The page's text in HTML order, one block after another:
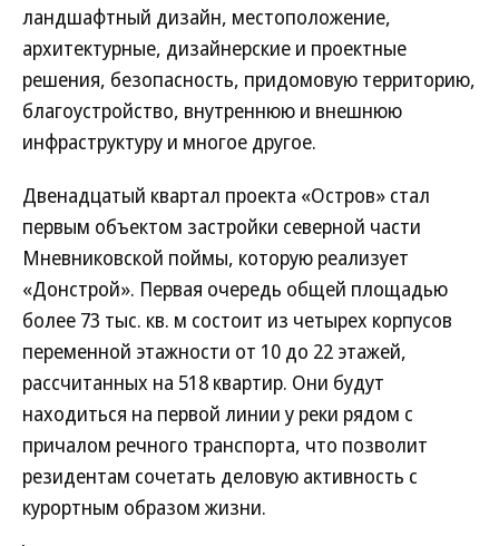
ландшафтный дизайн, местоположение,
архитектурные, дизайнерские и проектные
решения, безопасность, придомовую территорию,
благоустройство, внутреннюю и внешнюю
инфраструктуру и многое другое.
Двенадцатый квартал проекта «Остров» стал
первым объектом застройки северной части
Мневниковской поймы, которую реализует
«Донстрой». Первая очередь общей площадью
более 73 тыс. кв. м состоит из четырех корпусов
переменной этажности от 10 до 22 этажей,
рассчитанных на 518 квартир. Они будут
находиться на первой линии у реки рядом с
причалом речного транспорта, что позволит
резидентам сочетать деловую активность с
курортным образом жизни.